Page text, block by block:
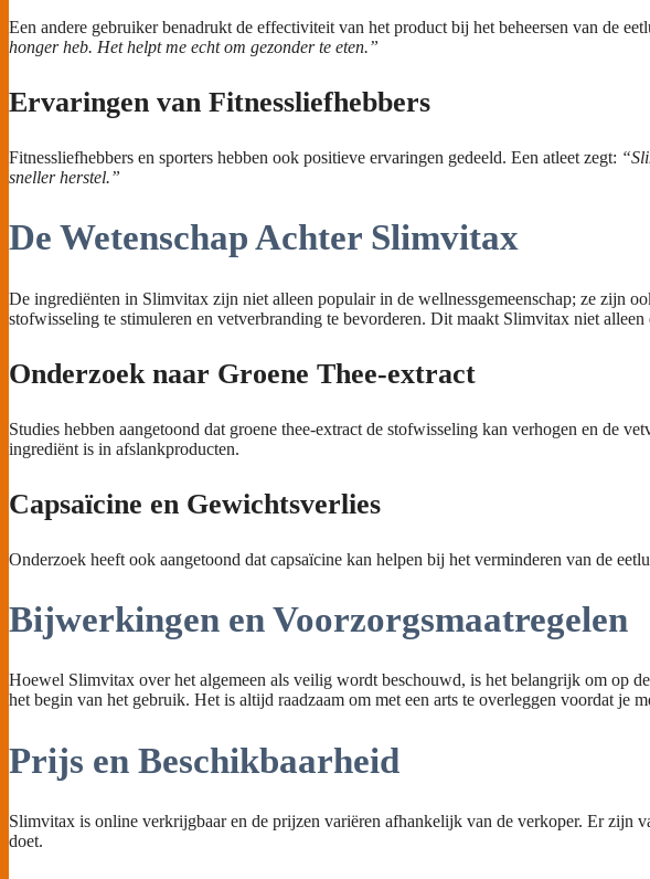
Een andere gebruiker benadrukt de effectiviteit van het product bij het beheersen van de
honger heb. Het helpt me echt om gezonder te eten.”
Ervaringen van Fitnessliefhebbers
Fitnessliefhebbers en sporters hebben ook positieve ervaringen gedeeld. Een atleet zegt:
sneller herstel.”
De Wetenschap Achter Slimvitax
De ingrediënten in Slimvitax zijn niet alleen populair in de wellnessgemeenschap; ze zijn
stofwisseling te stimuleren en vetverbranding te bevorderen. Dit maakt Slimvitax niet
Onderzoek naar Groene Thee-extract
Studies hebben aangetoond dat groene thee-extract de stofwisseling kan verhogen en de
ingrediënt is in afslankproducten.
Capsaïcine en Gewichtsverlies
Onderzoek heeft ook aangetoond dat capsaïcine kan helpen bij het verminderen van de
Bijwerkingen en Voorzorgsmaatregelen
Hoewel Slimvitax over het algemeen als veilig wordt beschouwd, is het belangrijk om op
het begin van het gebruik. Het is altijd raadzaam om met een arts te overleggen voordat je
Prijs en Beschikbaarheid
Slimvitax is online verkrijgbaar en de prijzen variëren afhankelijk van de verkoper. Er zijn
doet.